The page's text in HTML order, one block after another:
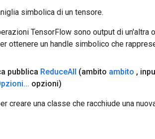
simbolica di un tensore.
TensorFlow sono output di un'altra
ottenere un handle simbolico che
pubblica ReduceAll (ambito ambito ,
... opzioni)
creare una classe che racchiude una